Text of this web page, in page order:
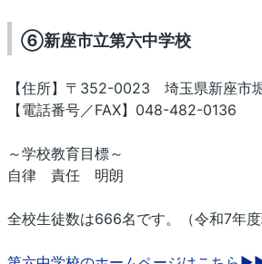
⑥新座市立第六中学校
【住所】〒352-0023 埼玉県新座市
【電話番号／FAX】048-482-0136
～学校教育目標～
自律 責任 明朗
全校生徒数は666名です。（令和7年度